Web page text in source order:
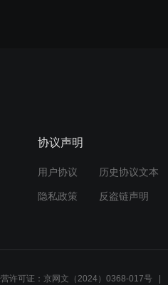
协议声明
用户协议 历史协议文本
隐私政策 反盗链声明
营许可证：京网文（2024）0368-017号